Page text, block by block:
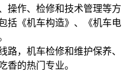
操作、检修和技术管理等方
括《机车构造》、《机车电
，机车检修和维护保养、
香的热门专业。